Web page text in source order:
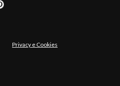
Privacy e Cookies